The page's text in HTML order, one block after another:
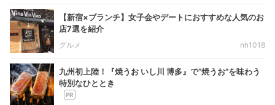
【新宿×ブランチ】女子会やデートにおすすめな人気のお
店7選を紹介
グルメ nh1018
九州初上陸！『焼うお いし川 博多』で“焼うお”を味わう
特別なひととき